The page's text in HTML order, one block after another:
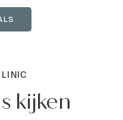
kijken